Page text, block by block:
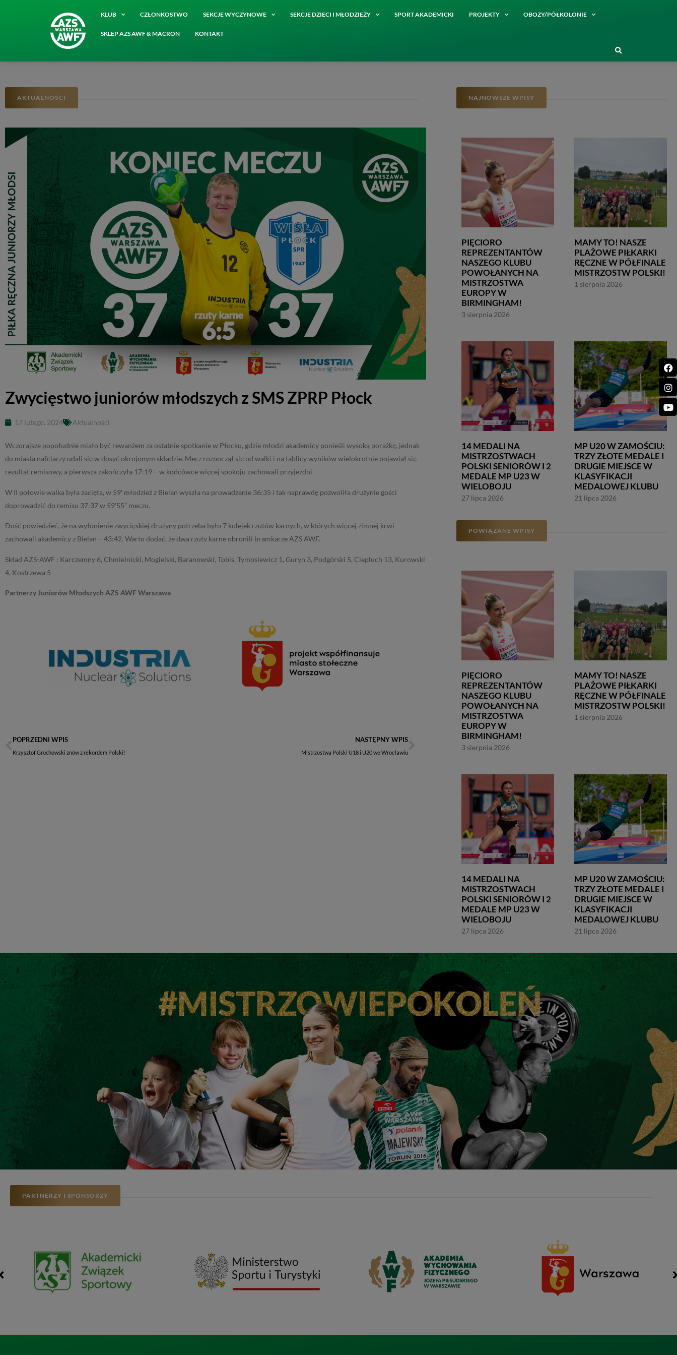
KLUB CZŁONKOSTWO SEKCJE WYCZYNOWE SEKCJE DZIECI I MŁODZIEŻY SPORT AKADEMICKI PROJEKTY OBOZY/PÓŁKOLONIE
SKLEP AZS AWF & MACRON KONTAKT
AKTUALNOŚCI
Zwycięstwo juniorów młodszych z SMS ZPRP Płock
17 lutego, 2024 Aktualności
Wczorajsze popołudnie miało być rewanżem za ostatnie spotkanie w Płocku, gdzie młodzi akademicy ponieśli wysoką porażkę, jednak
do miasta nafciarzy udali się w dosyć okrojonym składzie. Mecz rozpoczął się od walki i na tablicy wyników wielokrotnie pojawiał się
rezultat remisowy, a pierwsza zakończyła 17:19 – w końcówce więcej spokoju zachowali przyjezdni
W II połowie walka była zacięta, w 59′ młodzież z Bielan wyszła na prowadzenie 36:35 i tak naprawdę pozwoliła drużynie gości
doprowadzić do remisu 37:37 w 59’55” meczu.
Dość powiedzieć, że na wyłonienie zwycięskiej drużyny potrzeba było 7 kolejek rzutów karnych, w których więcej zimnej krwi
zachowali akademicy z Bielan – 43:42. Warto dodać, że dwa rzuty karne obronili bramkarze AZS AWF.
Skład AZS-AWF : Karczemny 6, Chmielnicki, Mogielski, Baranowski, Tobis, Tymosiewicz 1, Guryn 3, Podgórski 5, Ciepluch 13, Kurowski
4, Kostrzewa 5
Partnerzy Juniorów Młodszych AZS AWF Warszawa
POPRZEDNI WPIS
Krzysztof Grochowski znów z rekordem Polski!
NASTĘPNY WPIS
Mistrzostwa Polski U18 i U20 we Wrocławiu
NAJNOWSZE WPISY
PIĘCIORO
REPREZENTANTÓW
NASZEGO KLUBU
POWOŁANYCH NA
MISTRZOSTWA
EUROPY W
BIRMINGHAM!
3 sierpnia 2026
MAMY TO! NASZE
PLAŻOWE PIŁKARKI
RĘCZNE W PÓŁFINALE
MISTRZOSTW POLSKI!
1 sierpnia 2026
14 MEDALI NA
MISTRZOSTWACH
POLSKI SENIORÓW I 2
MEDALE MP U23 W
WIELOBOJU
27 lipca 2026
MP U20 W ZAMOŚCIU:
TRZY ZŁOTE MEDALE I
DRUGIE MIEJSCE W
KLASYFIKACJI
MEDALOWEJ KLUBU
21 lipca 2026
POWIĄZANE WPISY
PIĘCIORO
REPREZENTANTÓW
NASZEGO KLUBU
POWOŁANYCH NA
MISTRZOSTWA
EUROPY W
BIRMINGHAM!
3 sierpnia 2026
MAMY TO! NASZE
PLAŻOWE PIŁKARKI
RĘCZNE W PÓŁFINALE
MISTRZOSTW POLSKI!
1 sierpnia 2026
14 MEDALI NA
MISTRZOSTWACH
POLSKI SENIORÓW I 2
MEDALE MP U23 W
WIELOBOJU
27 lipca 2026
MP U20 W ZAMOŚCIU:
TRZY ZŁOTE MEDALE I
DRUGIE MIEJSCE W
KLASYFIKACJI
MEDALOWEJ KLUBU
21 lipca 2026
PARTNERZY I SPONSORZY